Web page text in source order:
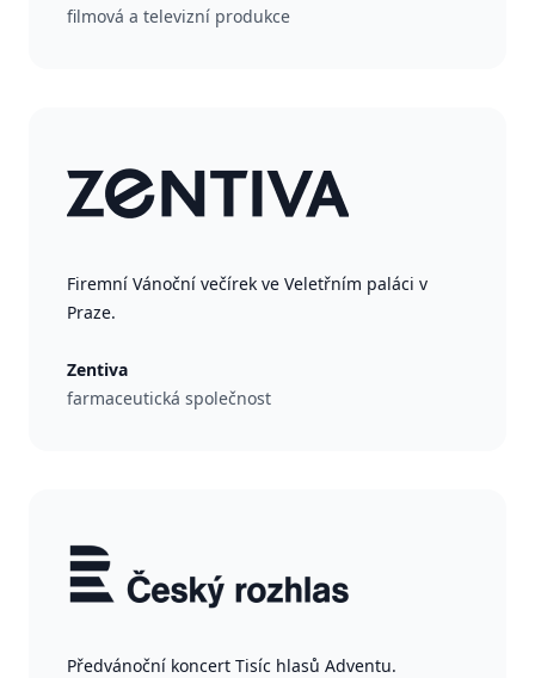
filmová a televizní produkce
Firemní Vánoční večírek ve Veletřním paláci v
Praze.
Zentiva
farmaceutická společnost
Předvánoční koncert Tisíc hlasů Adventu.